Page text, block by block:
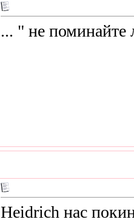
... " не поминайте
Heidrich нас